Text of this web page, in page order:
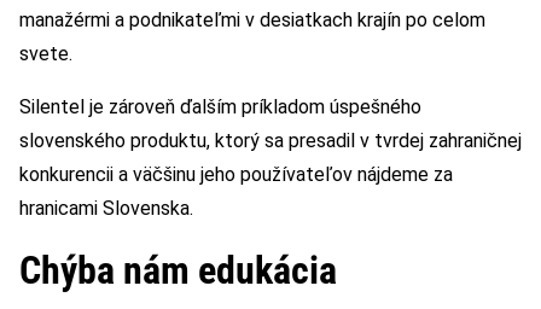
manažérmi a podnikateľmi v desiatkach krajín po celom
svete.
Silentel je zároveň ďalším príkladom úspešného
slovenského produktu, ktorý sa presadil v tvrdej zahraničnej
konkurencii a väčšinu jeho používateľov nájdeme za
hranicami Slovenska.
Chýba nám edukácia